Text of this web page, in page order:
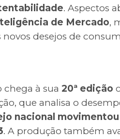
. Aspectos
de Mercado,
desejos de
à sua 20ª edição
que analisa o
nacional movimentou
. A produção também